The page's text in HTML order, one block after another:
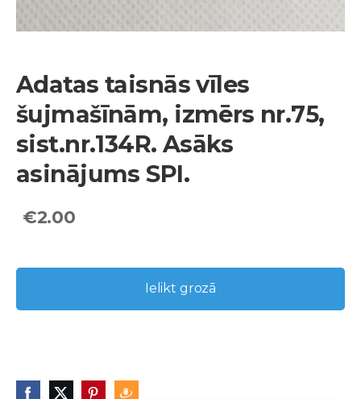
Adatas taisnās vīles
šujmašīnām, izmērs nr.75,
sist.nr.134R. Asāks
asinājums SPI.
€2.00
Ielikt grozā